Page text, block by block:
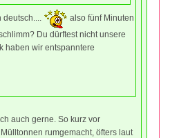
deutsch....
also fünf Minuten
Du dürftest nicht unsere
haben wir entspanntere
auch gerne. So kurz vor
rumgemacht, öfters laut